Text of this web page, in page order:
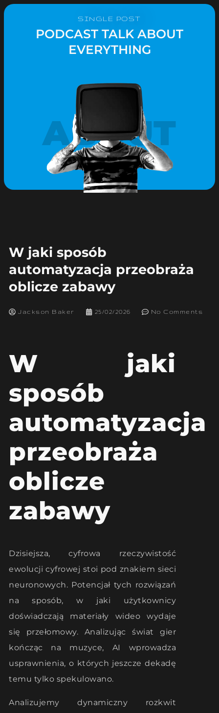
SINGLE POST
PODCAST TALK ABOUT
EVERYTHING
ABOUT
W jaki sposób
automatyzacja przeobraża
oblicze zabawy
Jackson Baker 25/02/2026 No Comments
W jaki
sposób
automatyzacja
przeobraża
oblicze
zabawy
Dzisiejsza, cyfrowa rzeczywistość
ewolucji cyfrowej stoi pod znakiem sieci
neuronowych. Potencjał tych rozwiązań
na sposób, w jaki użytkownicy
doświadczają materiały wideo wydaje
się przełomowy. Analizując świat gier
kończąc na muzyce, AI wprowadza
usprawnienia, o których jeszcze dekadę
temu tylko spekulowano.
Analizujemy dynamiczny rozkwit